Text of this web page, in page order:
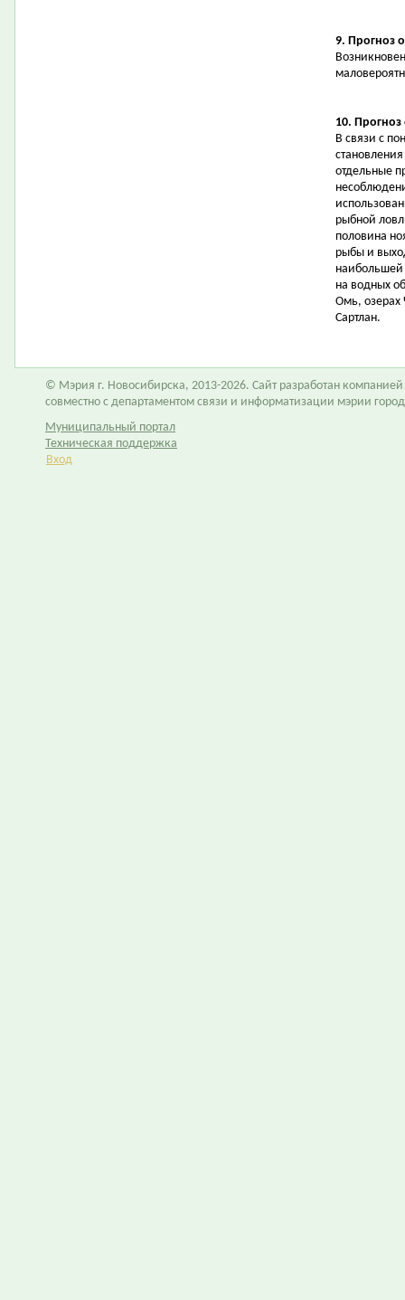
9. Прогноз
10. Прогноз
В связи с
отдельные
рыбной
половина
рыбы и
наибольшей
на водных
Омь,
Сартлан.
© Мэрия г. Новосибирска, 2013-2026. Сайт разработан компанией
совместно с департаментом связи и информатизации мэрии
Муниципальный портал
Техническая поддержка
Вход